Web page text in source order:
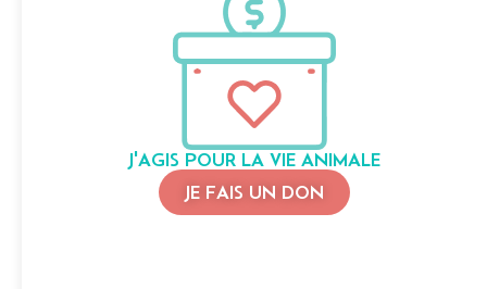
J'AGIS POUR LA VIE ANIMALE
JE FAIS UN DON